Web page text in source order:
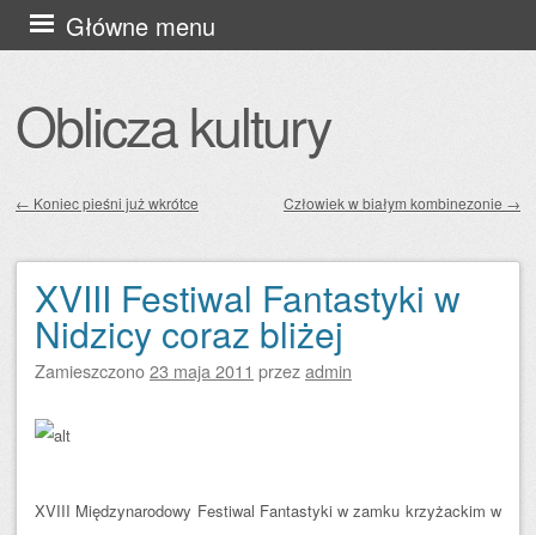
Oblicza kultury
Główne menu
Przejdź
do
← Koniec pieśni już wkrótce Człowiek w białym kombinezonie →
XVIII Festiwal Fantastyki w
Nidzicy coraz bliżej
Zamieszczono23 maja 2011 przezadmin
XVIII Międzynarodowy Festiwal Fantastyki w zamku krzyżackim w